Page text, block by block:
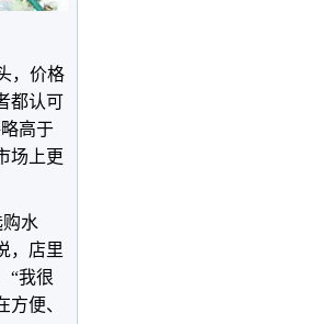
，价格
都认可
高于
场上更
水
，店里
“我很
便、